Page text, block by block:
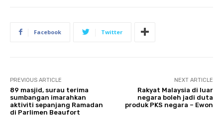
Facebook Twitter
PREVIOUS ARTICLE
89 masjid, surau terima
sumbangan imarahkan
aktiviti sepanjang Ramadan
di Parlimen Beaufort
NEXT ARTICLE
Rakyat Malaysia di luar
negara boleh jadi duta
produk PKS negara – Ewon